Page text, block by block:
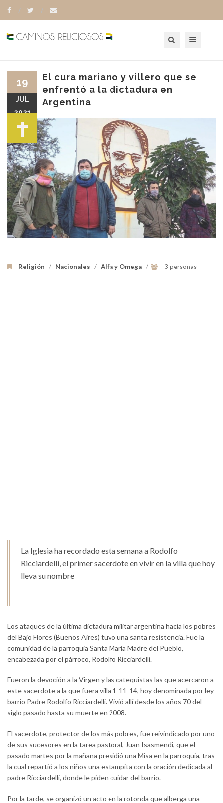
El cura mariano y villero que se
enfrentó a la dictadura en
Argentina
Religión / Nacionales / Alfa y Omega / 3 personas
19
JUL
2021
La Iglesia ha recordado esta semana a Rodolfo
Ricciardelli, el primer sacerdote en vivir en la villa que hoy
lleva su nombre
Los ataques de la última dictadura militar argentina hacia los pobres
del Bajo Flores (Buenos Aires) tuvo una santa resistencia. Fue la
comunidad de la parroquia Santa María Madre del Pueblo,
encabezada por el párroco, Rodolfo Ricciardelli.
Fueron la devoción a la Virgen y las catequistas las que acercaron a
este sacerdote a la que fuera villa 1-11-14, hoy denominada por ley
barrio Padre Rodolfo Ricciardelli. Vivió allí desde los años 70 del
siglo pasado hasta su muerte en 2008.
El sacerdote, protector de los más pobres, fue reivindicado por uno
de sus sucesores en la tarea pastoral, Juan Isasmendi, que el
pasado martes por la mañana presidió una Misa en la parroquia, tras
la cual repartió a los niños una estampita con la oración dedicada al
padre Ricciardelli, donde le piden cuidar del barrio.
Por la tarde, se organizó un acto en la rotonda que alberga una